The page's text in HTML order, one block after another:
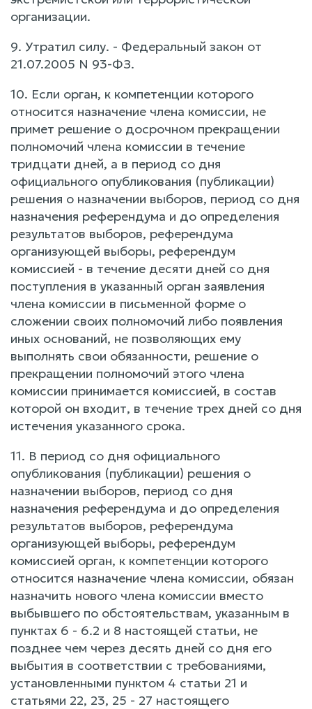
организации.
9. Утратил силу. - Федеральный закон от
21.07.2005 N 93-ФЗ.
10. Если орган, к компетенции которого
относится назначение члена комиссии, не
примет решение о досрочном прекращении
полномочий члена комиссии в течение
тридцати дней, а в период со дня
официального опубликования (публикации)
решения о назначении выборов, период со дня
назначения референдума и до определения
результатов выборов, референдума
организующей выборы, референдум
комиссией - в течение десяти дней со дня
поступления в указанный орган заявления
члена комиссии в письменной форме о
сложении своих полномочий либо появления
иных оснований, не позволяющих ему
выполнять свои обязанности, решение о
прекращении полномочий этого члена
комиссии принимается комиссией, в состав
которой он входит, в течение трех дней со дня
истечения указанного срока.
11. В период со дня официального
опубликования (публикации) решения о
назначении выборов, период со дня
назначения референдума и до определения
результатов выборов, референдума
организующей выборы, референдум
комиссией орган, к компетенции которого
относится назначение члена комиссии, обязан
назначить нового члена комиссии вместо
выбывшего по обстоятельствам, указанным в
пунктах 6 - 6.2 и 8 настоящей статьи, не
позднее чем через десять дней со дня его
выбытия в соответствии с требованиями,
установленными пунктом 4 статьи 21 и
статьями 22, 23, 25 - 27 настоящего